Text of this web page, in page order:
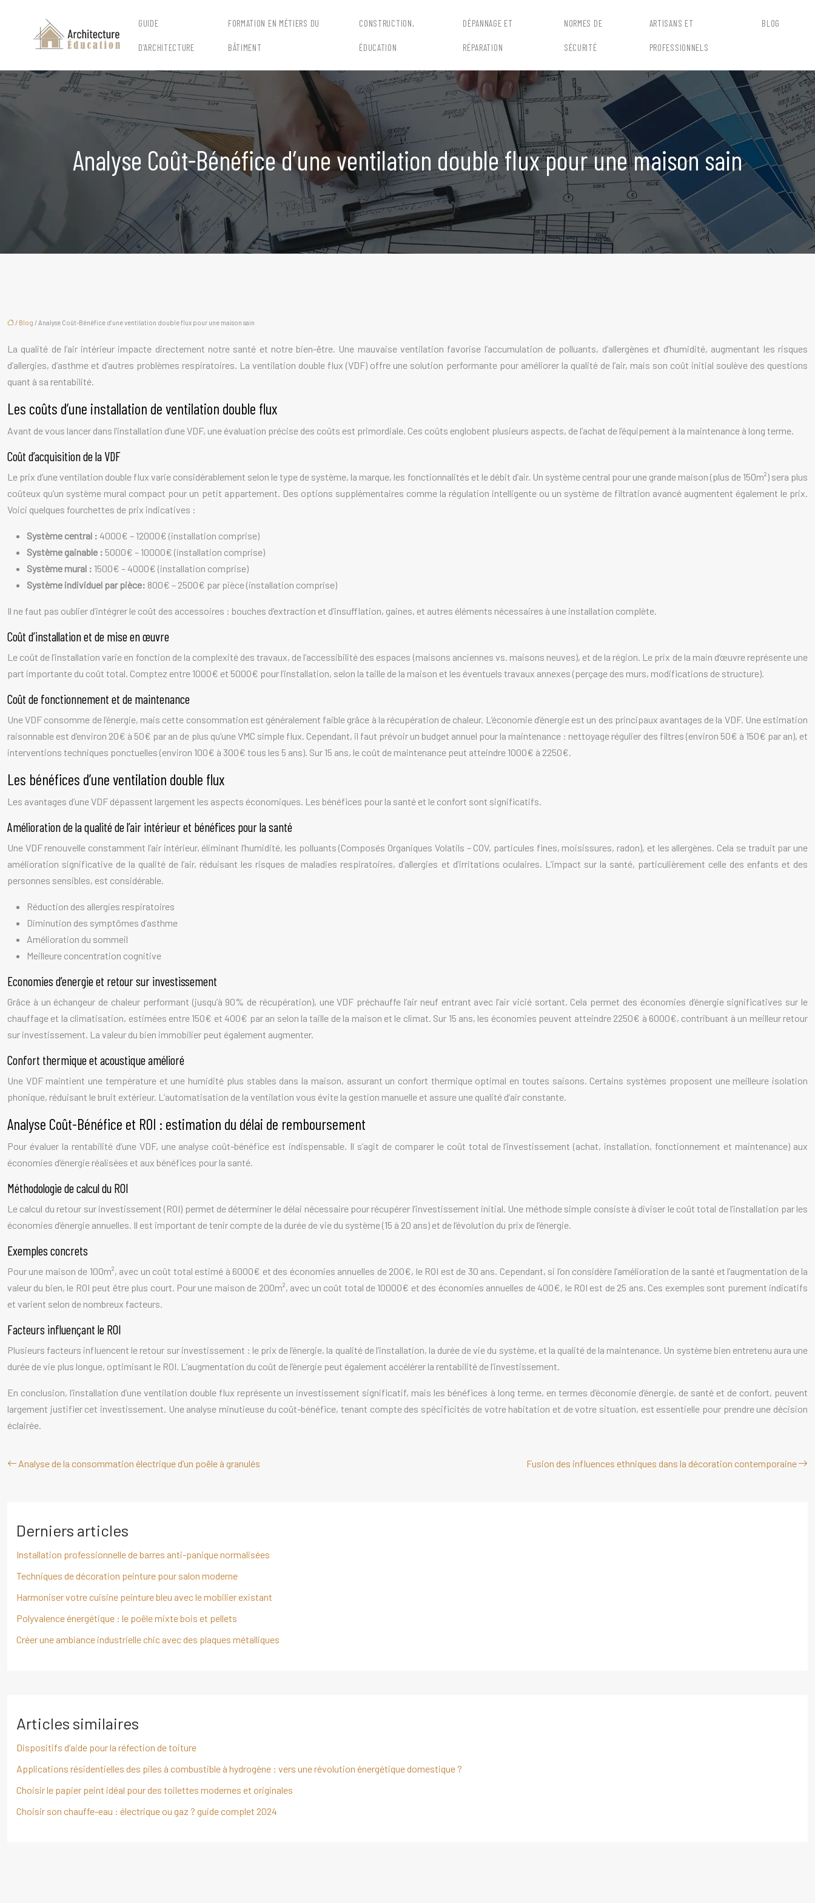
GUIDE
D’ARCHITECTURE
FORMATION EN MÉTIERS DU
BÂTIMENT
CONSTRUCTION,
ÉDUCATION
DÉPANNAGE ET
RÉPARATION
NORMES DE
SÉCURITÉ
ARTISANS ET
PROFESSIONNELS
BLOG
Analyse Coût-Bénéfice d’une ventilation double flux pour une maison sain
/ Blog / Analyse Coût-Bénéfice d’une ventilation double flux pour une maison sain
La qualité de l’air intérieur impacte directement notre santé et notre bien-être. Une mauvaise ventilation favorise l’accumulation de polluants, d’allergènes et d’humidité, augmentant les risques
d’allergies, d’asthme et d’autres problèmes respiratoires. La ventilation double flux (VDF) offre une solution performante pour améliorer la qualité de l’air, mais son coût initial soulève des questions
quant à sa rentabilité.
Les coûts d’une installation de ventilation double flux
Avant de vous lancer dans l’installation d’une VDF, une évaluation précise des coûts est primordiale. Ces coûts englobent plusieurs aspects, de l’achat de l’équipement à la maintenance à long terme.
Coût d’acquisition de la VDF
Le prix d’une ventilation double flux varie considérablement selon le type de système, la marque, les fonctionnalités et le débit d’air. Un système central pour une grande maison (plus de 150m²) sera plus
coûteux qu’un système mural compact pour un petit appartement. Des options supplémentaires comme la régulation intelligente ou un système de filtration avancé augmentent également le prix.
Voici quelques fourchettes de prix indicatives :
Système central : 4000€ – 12000€ (installation comprise)
Système gainable : 5000€ – 10000€ (installation comprise)
Système mural : 1500€ – 4000€ (installation comprise)
Système individuel par pièce: 800€ – 2500€ par pièce (installation comprise)
Il ne faut pas oublier d’intégrer le coût des accessoires : bouches d’extraction et d’insufflation, gaines, et autres éléments nécessaires à une installation complète.
Coût d’installation et de mise en œuvre
Le coût de l’installation varie en fonction de la complexité des travaux, de l’accessibilité des espaces (maisons anciennes vs. maisons neuves), et de la région. Le prix de la main d’œuvre représente une
part importante du coût total. Comptez entre 1000€ et 5000€ pour l’installation, selon la taille de la maison et les éventuels travaux annexes (perçage des murs, modifications de structure).
Coût de fonctionnement et de maintenance
Une VDF consomme de l’énergie, mais cette consommation est généralement faible grâce à la récupération de chaleur. L’économie d’énergie est un des principaux avantages de la VDF. Une estimation
raisonnable est d’environ 20€ à 50€ par an de plus qu’une VMC simple flux. Cependant, il faut prévoir un budget annuel pour la maintenance : nettoyage régulier des filtres (environ 50€ à 150€ par an), et
interventions techniques ponctuelles (environ 100€ à 300€ tous les 5 ans). Sur 15 ans, le coût de maintenance peut atteindre 1000€ à 2250€.
Les bénéfices d’une ventilation double flux
Les avantages d’une VDF dépassent largement les aspects économiques. Les bénéfices pour la santé et le confort sont significatifs.
Amélioration de la qualité de l’air intérieur et bénéfices pour la santé
Une VDF renouvelle constamment l’air intérieur, éliminant l’humidité, les polluants (Composés Organiques Volatils – COV, particules fines, moisissures, radon), et les allergènes. Cela se traduit par une
amélioration significative de la qualité de l’air, réduisant les risques de maladies respiratoires, d’allergies et d’irritations oculaires. L’impact sur la santé, particulièrement celle des enfants et des
personnes sensibles, est considérable.
Réduction des allergies respiratoires
Diminution des symptômes d’asthme
Amélioration du sommeil
Meilleure concentration cognitive
Economies d’energie et retour sur investissement
Grâce à un échangeur de chaleur performant (jusqu’à 90% de récupération), une VDF préchauffe l’air neuf entrant avec l’air vicié sortant. Cela permet des économies d’énergie significatives sur le
chauffage et la climatisation, estimées entre 150€ et 400€ par an selon la taille de la maison et le climat. Sur 15 ans, les économies peuvent atteindre 2250€ à 6000€, contribuant à un meilleur retour
sur investissement. La valeur du bien immobilier peut également augmenter.
Confort thermique et acoustique amélioré
Une VDF maintient une température et une humidité plus stables dans la maison, assurant un confort thermique optimal en toutes saisons. Certains systèmes proposent une meilleure isolation
phonique, réduisant le bruit extérieur. L’automatisation de la ventilation vous évite la gestion manuelle et assure une qualité d’air constante.
Analyse Coût-Bénéfice et ROI : estimation du délai de remboursement
Pour évaluer la rentabilité d’une VDF, une analyse coût-bénéfice est indispensable. Il s’agit de comparer le coût total de l’investissement (achat, installation, fonctionnement et maintenance) aux
économies d’énergie réalisées et aux bénéfices pour la santé.
Méthodologie de calcul du ROI
Le calcul du retour sur investissement (ROI) permet de déterminer le délai nécessaire pour récupérer l’investissement initial. Une méthode simple consiste à diviser le coût total de l’installation par les
économies d’énergie annuelles. Il est important de tenir compte de la durée de vie du système (15 à 20 ans) et de l’évolution du prix de l’énergie.
Exemples concrets
Pour une maison de 100m², avec un coût total estimé à 6000€ et des économies annuelles de 200€, le ROI est de 30 ans. Cependant, si l’on considère l’amélioration de la santé et l’augmentation de la
valeur du bien, le ROI peut être plus court. Pour une maison de 200m², avec un coût total de 10000€ et des économies annuelles de 400€, le ROI est de 25 ans. Ces exemples sont purement indicatifs
et varient selon de nombreux facteurs.
Facteurs influençant le ROI
Plusieurs facteurs influencent le retour sur investissement : le prix de l’énergie, la qualité de l’installation, la durée de vie du système, et la qualité de la maintenance. Un système bien entretenu aura une
durée de vie plus longue, optimisant le ROI. L’augmentation du coût de l’énergie peut également accélérer la rentabilité de l’investissement.
En conclusion, l’installation d’une ventilation double flux représente un investissement significatif, mais les bénéfices à long terme, en termes d’économie d’énergie, de santé et de confort, peuvent
largement justifier cet investissement. Une analyse minutieuse du coût-bénéfice, tenant compte des spécificités de votre habitation et de votre situation, est essentielle pour prendre une décision
éclairée.
Analyse de la consommation électrique d’un poêle à granulés Fusion des influences ethniques dans la décoration contemporaine
Derniers articles
Installation professionnelle de barres anti-panique normalisées
Techniques de décoration peinture pour salon moderne
Harmoniser votre cuisine peinture bleu avec le mobilier existant
Polyvalence énergétique : le poêle mixte bois et pellets
Créer une ambiance industrielle chic avec des plaques métalliques
Articles similaires
Dispositifs d’aide pour la réfection de toiture
Applications résidentielles des piles à combustible à hydrogène : vers une révolution énergétique domestique ?
Choisir le papier peint idéal pour des toilettes modernes et originales
Choisir son chauffe-eau : électrique ou gaz ? guide complet 2024